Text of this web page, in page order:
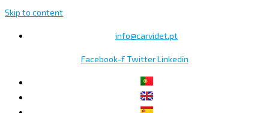
Skip to content
info@carvidet.pt
Facebook-f Twitter Linkedin